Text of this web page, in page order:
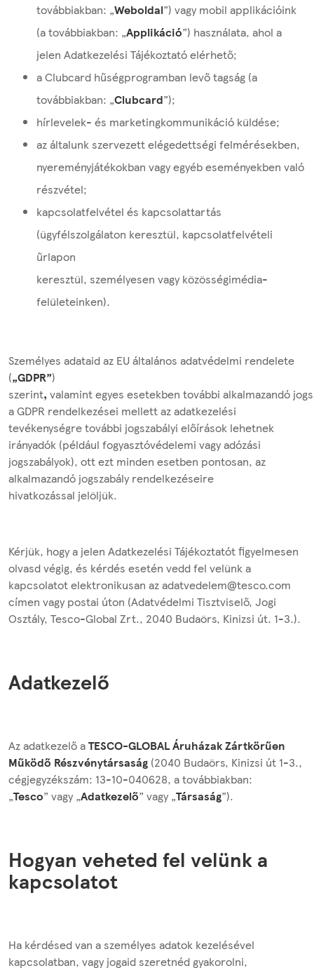
továbbiakban: „Weboldal”) vagy mobil applikációink
(a továbbiakban: „Applikáció”) használata, ahol a
jelen Adatkezelési Tájékoztató elérhető;
a Clubcard hűségprogramban levő tagság (a
továbbiakban: „Clubcard”);
hírlevelek- és marketingkommunikáció küldése;
az általunk szervezett elégedettségi felmérésekben,
nyereményjátékokban vagy egyéb eseményekben való
részvétel;
kapcsolatfelvétel és kapcsolattartás
(ügyfélszolgálaton keresztül, kapcsolatfelvételi
űrlapon
keresztül, személyesen vagy közösségimédia-
felületeinken).
Személyes adataid az EU általános adatvédelmi rendelete
(„GDPR”)
szerint, valamint egyes esetekben további alkalmazandó
a GDPR rendelkezései mellett az adatkezelési
tevékenységre további jogszabályi előírások lehetnek
irányadók (például fogyasztóvédelemi vagy adózási
jogszabályok), ott ezt minden esetben pontosan, az
alkalmazandó jogszabály rendelkezéseire
hivatkozással jelöljük.
Kérjük, hogy a jelen Adatkezelési Tájékoztatót figyelmesen
olvasd végig, és kérdés esetén vedd fel velünk a
kapcsolatot elektronikusan az adatvedelem@tesco.com
címen vagy postai úton (Adatvédelmi Tisztviselő, Jogi
Osztály, Tesco-Global Zrt., 2040 Budaörs, Kinizsi út. 1-3.).
Adatkezelő
Az adatkezelő aTESCO-GLOBAL Áruházak Zártkörűen
Működő Részvénytársaság (2040 Budaörs, Kinizsi út 1-3.,
cégjegyzékszám: 13-10-040628, a továbbiakban:
„Tesco” vagy „Adatkezelő” vagy „Társaság”).
Hogyan veheted fel velünk a
kapcsolatot
Ha kérdésed van a személyes adatok kezelésével
kapcsolatban, vagy jogaid szeretnéd gyakorolni,